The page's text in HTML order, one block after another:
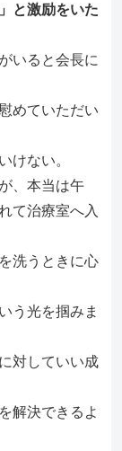
と激励をいた
いると会長に
めていただい
けない。
、本当は午
て治療室へ入
洗うときに心
う光を掴みま
対していい成
解決できるよ